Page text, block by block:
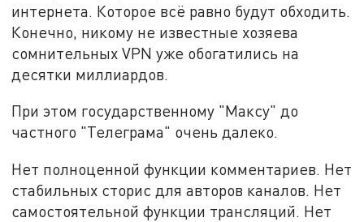
интернета. Которое всё равно будут обходить.
Конечно, никому не известные хозяева
сомнительных VPN уже обогатились на
десятки миллиардов.
При этом государственному "Максу" до
частного "Телеграма" очень далеко.
Нет полноценной функции комментариев. Нет
стабильных сторис для авторов каналов. Нет
самостоятельной функции трансляций. Нет